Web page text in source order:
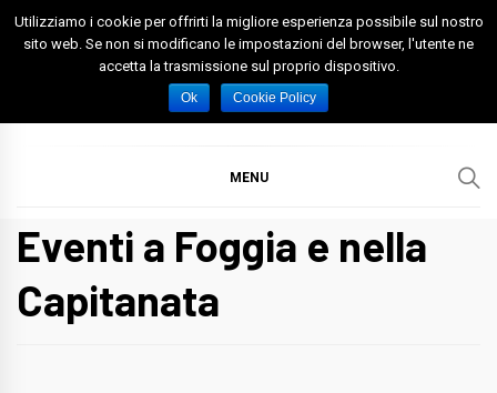
Skip
Spazio Foggia
Foggia News Calcio Eventi e Attività nella Capitanata
MENU
Eventi a Foggia e nella
Capitanata
Utilizziamo i cookie per offrirti la migliore esperienza possibile sul nostro
sito web. Se non si modificano le impostazioni del browser, l'utente ne
accetta la trasmissione sul proprio dispositivo.
Ok Cookie Policy